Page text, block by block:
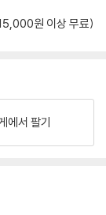
원 이상 무료)
에서 팔기